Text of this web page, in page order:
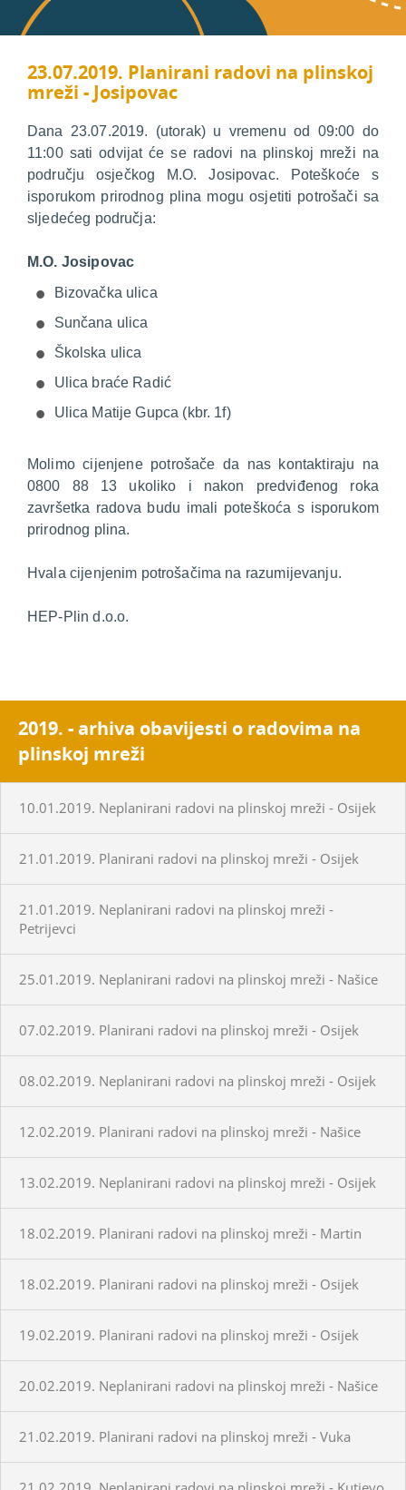
23.07.2019. Planirani radovi na plinskoj
mreži - Josipovac
Dana 23.07.2019. (utorak) u vremenu od 09:00 do
11:00 sati odvijat će se radovi na plinskoj mreži na
području osječkog M.O. Josipovac. Poteškoće s
isporukom prirodnog plina mogu osjetiti potrošači sa
sljedećeg područja:
M.O. Josipovac
Bizovačka ulica
Sunčana ulica
Školska ulica
Ulica braće Radić
Ulica Matije Gupca (kbr. 1f)
Molimo cijenjene potrošače da nas kontaktiraju na
0800 88 13 ukoliko i nakon predviđenog roka
završetka radova budu imali poteškoća s isporukom
prirodnog plina.
Hvala cijenjenim potrošačima na razumijevanju.
HEP-Plin d.o.o.
2019. - arhiva obavijesti o radovima na
plinskoj mreži
10.01.2019. Neplanirani radovi na plinskoj mreži - Osijek
21.01.2019. Planirani radovi na plinskoj mreži - Osijek
21.01.2019. Neplanirani radovi na plinskoj mreži -
Petrijevci
25.01.2019. Neplanirani radovi na plinskoj mreži - Našice
07.02.2019. Planirani radovi na plinskoj mreži - Osijek
08.02.2019. Neplanirani radovi na plinskoj mreži - Osijek
12.02.2019. Planirani radovi na plinskoj mreži - Našice
13.02.2019. Neplanirani radovi na plinskoj mreži - Osijek
18.02.2019. Planirani radovi na plinskoj mreži - Martin
18.02.2019. Planirani radovi na plinskoj mreži - Osijek
19.02.2019. Planirani radovi na plinskoj mreži - Osijek
20.02.2019. Neplanirani radovi na plinskoj mreži - Našice
21.02.2019. Planirani radovi na plinskoj mreži - Vuka